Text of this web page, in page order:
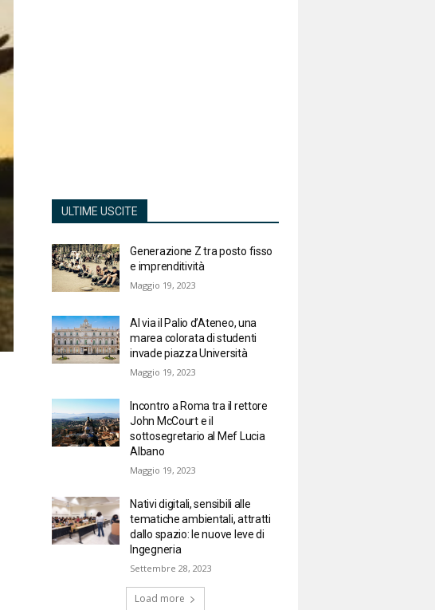
ULTIME USCITE
Generazione Z tra posto fisso
e imprenditività
Maggio 19, 2023
Al via il Palio d’Ateneo, una
marea colorata di studenti
invade piazza Università
Maggio 19, 2023
Incontro a Roma tra il rettore
John McCourt e il
sottosegretario al Mef Lucia
Albano
Maggio 19, 2023
Nativi digitali, sensibili alle
tematiche ambientali, attratti
dallo spazio: le nuove leve di
Ingegneria
Settembre 28, 2023
Load more